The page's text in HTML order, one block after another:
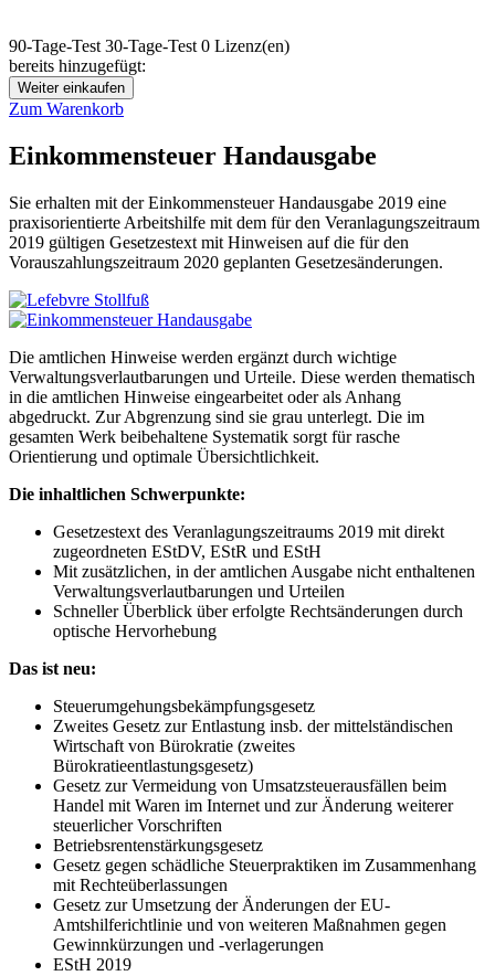
90-Tage-Test 30-Tage-Test 0 Lizenz(en)
bereits hinzugefügt:
Weiter einkaufen
Zum Warenkorb
Einkommensteuer Handausgabe
Sie erhalten mit der Einkommensteuer Handausgabe 2019 eine
praxisorientierte Arbeitshilfe mit dem für den Veranlagungszeitraum
2019 gültigen Gesetzestext mit Hinweisen auf die für den
Vorauszahlungszeitraum 2020 geplanten Gesetzesänderungen.
Die amtlichen Hinweise werden ergänzt durch wichtige
Verwaltungsverlautbarungen und Urteile. Diese werden thematisch
in die amtlichen Hinweise eingearbeitet oder als Anhang
abgedruckt. Zur Abgrenzung sind sie grau unterlegt. Die im
gesamten Werk beibehaltene Systematik sorgt für rasche
Orientierung und optimale Übersichtlichkeit.
Die inhaltlichen Schwerpunkte:
Gesetzestext des Veranlagungszeitraums 2019 mit direkt
zugeordneten EStDV, EStR und EStH
Mit zusätzlichen, in der amtlichen Ausgabe nicht enthaltenen
Verwaltungsverlautbarungen und Urteilen
Schneller Überblick über erfolgte Rechtsänderungen durch
optische Hervorhebung
Das ist neu:
Steuerumgehungsbekämpfungsgesetz
Zweites Gesetz zur Entlastung insb. der mittelständischen
Wirtschaft von Bürokratie (zweites
Bürokratieentlastungsgesetz)
Gesetz zur Vermeidung von Umsatzsteuerausfällen beim
Handel mit Waren im Internet und zur Änderung weiterer
steuerlicher Vorschriften
Betriebsrentenstärkungsgesetz
Gesetz gegen schädliche Steuerpraktiken im Zusammenhang
mit Rechteüberlassungen
Gesetz zur Umsetzung der Änderungen der EU-
Amtshilferichtlinie und von weiteren Maßnahmen gegen
Gewinnkürzungen und -verlagerungen
EStH 2019